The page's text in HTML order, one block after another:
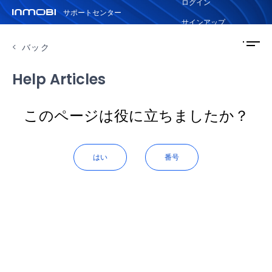
サポートセンター
ログイン
サインアップ
バック
Help Articles
このページは役に立ちましたか？
はい 番号